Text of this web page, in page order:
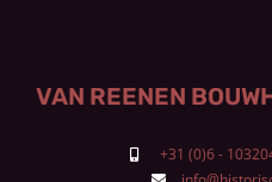
VAN REENEN
+31 (0)6 -